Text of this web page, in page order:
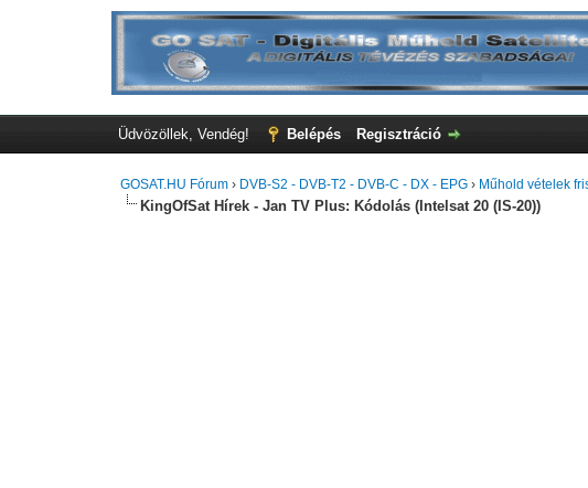
Üdvözöllek, Vendég! Belépés Regisztráció
GOSAT.HU Fórum › DVB-S2 - DVB-T2 - DVB-C - DX - EPG › Műhold vételek
KingOfSat Hírek - Jan TV Plus: Kódolás (Intelsat 20 (IS-20))